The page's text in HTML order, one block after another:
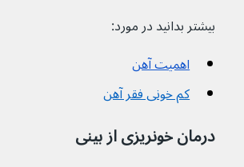
بیشتر بدانید در مورد:
اهمیت آهن
کم خونی فقر آهن
درمان خونریزی از بینی